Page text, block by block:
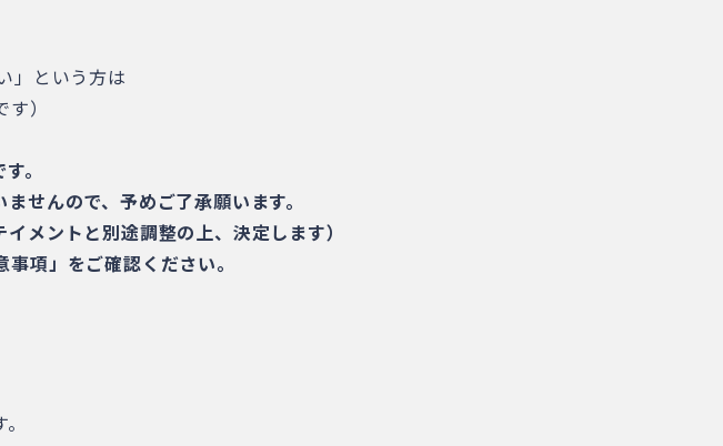
」という方は
）
。
せんので、予めご了承願います。
メントと別途調整の上、決定します）
項」をご確認ください。